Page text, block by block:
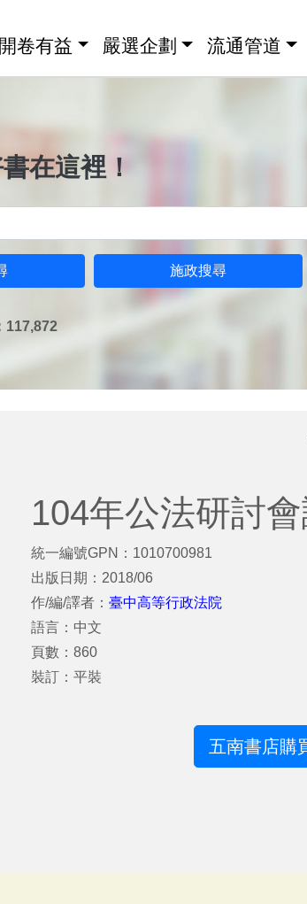
卷有益 嚴選企劃 流通管道
在這裡！
施政搜尋
117,872
104年公法研討
統一編號GPN：1010700981
出版日期：2018/06
作/編/譯者： 臺中高等行政法院
語言：中文
頁數：860
裝訂：平裝
五南書店購